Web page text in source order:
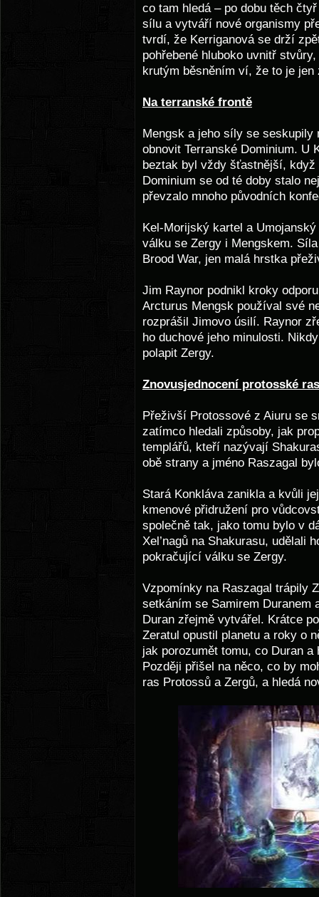
co tam hledá – po dobu těch
sílu a vytváří nové organismy
tvrdí, že Kerriganová se drží
pohřebené hluboko uvnitř
krutým běsněním ví, že to je jen
Na terranské frontě
Mengsk a jeho síly se seskupily
obnovit Terranské Dominium. U
beztak byl vždy šťastnější, když
Dominium se od té doby stalo
převzalo mnoho původních
Kel-Morijský kartel a
válku se Zergy i Mengskem.
Brood War, jen malá hrstka
Jim Raynor podnikl kroky
Arcturus Mengsk používal své
rozprášil Jimovo úsilí. Raynor
ho duchové jeho minulosti.
polapit Zergy.
Znovusjednocení protosské
Přeživší Protossové z Aiuru se
zatímco hledali způsoby, jak
templářů, kteří nazývají
obě strany a jméno Raszagal
Stará Konkláva zanikla a kvůli
kmenové přidružení pro
společně tak, jako tomu bylo v
Xel’nagů na Shakurasu, udělali
pokračující válku se Zergy.
Vzpomínky na Raszagal trápily
setkáním se Samirem Duranem
Duran zřejmě vytvářel. Krátce
Zeratul opustil planetu a roky o
jak porozumět tomu, co Duran
Později přišel na něco, co by
ras Protossů a Zergů, a hledá